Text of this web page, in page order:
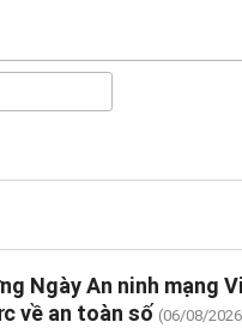
Ngày An ninh mạng
về an toàn số (06/08/